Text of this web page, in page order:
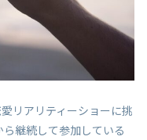
リアリティーショーに挑
継続して参加している